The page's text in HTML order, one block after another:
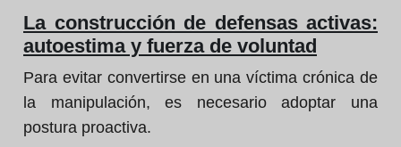
La construcción de defensas activas:
autoestima y fuerza de voluntad
Para evitar convertirse en una víctima crónica de
la manipulación, es necesario adoptar una
postura proactiva.